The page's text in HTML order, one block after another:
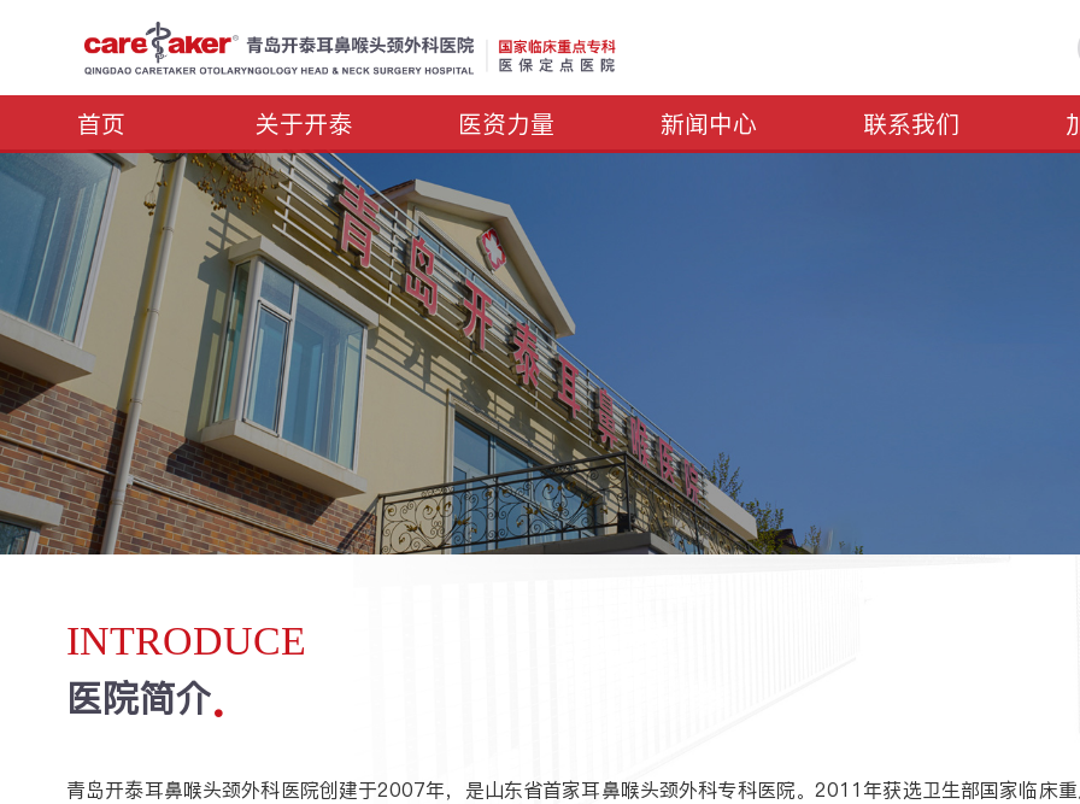
首页 关于开泰 医资力量 新闻中心 联系我们
INTRODUCE
医院简介
青岛开泰耳鼻喉头颈外科医院创建于2007年，是山东省首家耳鼻喉头颈外科专科医院。2011年获选卫生部国家临床